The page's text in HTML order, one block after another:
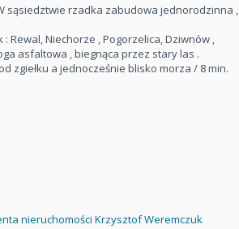
sąsiedztwie rzadka zabudowa jednorodzinna ,
Rewal, Niechorze , Pogorzelica, Dziwnów ,
asfaltowa , biegnąca przez stary las .
zgiełku a jednocześnie blisko morza / 8 min.